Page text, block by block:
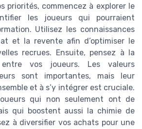
priorités, commencez à explorer le
les joueurs qui pourraient
Utilisez les connaissances
et la revente afin d’optimiser le
recrues. Ensuite, pensez à la
entre vos joueurs. Les valeurs
sont importantes, mais leur
et à s’y intégrer est cruciale.
qui non seulement ont de
qui boostent aussi la chimie de
à diversifier vos achats pour une